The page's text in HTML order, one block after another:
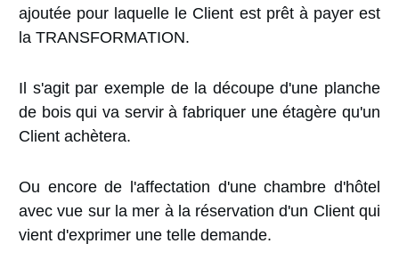
ajoutée pour laquelle le Client est prêt à payer est
la TRANSFORMATION.
Il s'agit par exemple de la découpe d'une planche
de bois qui va servir à fabriquer une étagère qu'un
Client achètera.
Ou encore de l'affectation d'une chambre d'hôtel
avec vue sur la mer à la réservation d'un Client qui
vient d'exprimer une telle demande.